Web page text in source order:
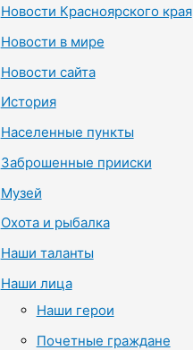
Новости Красноярского края
Новости в мире
Новости сайта
История
Населенные пункты
Заброшенные прииски
Музей
Охота и рыбалка
Наши таланты
Наши лица
Наши герои
Почетные граждане